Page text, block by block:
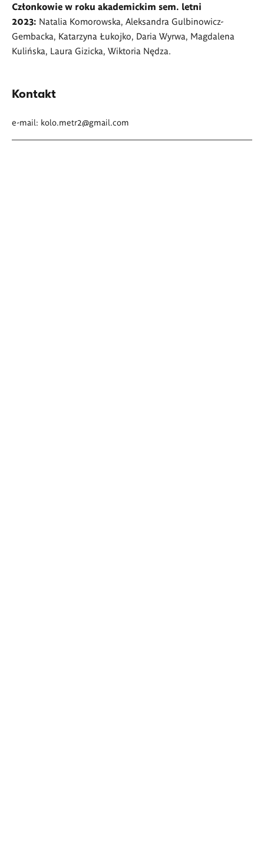
Członkowie w roku akademickim sem. letni
2023: Natalia Komorowska, Aleksandra Gulbinowicz-
Gembacka, Katarzyna Łukojko, Daria Wyrwa, Magdalena
Kulińska, Laura Gizicka, Wiktoria Nędza.
Kontakt
e-mail: kolo.metr2@gmail.com